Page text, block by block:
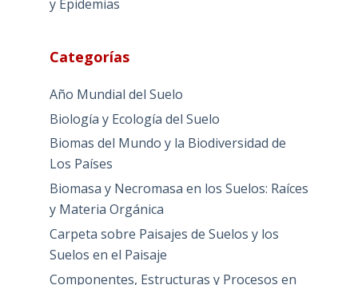
y Epidemias
Categorías
Año Mundial del Suelo
Biología y Ecología del Suelo
Biomas del Mundo y la Biodiversidad de
Los Países
Biomasa y Necromasa en los Suelos: Raíces
y Materia Orgánica
Carpeta sobre Paisajes de Suelos y los
Suelos en el Paisaje
Componentes, Estructuras y Procesos en